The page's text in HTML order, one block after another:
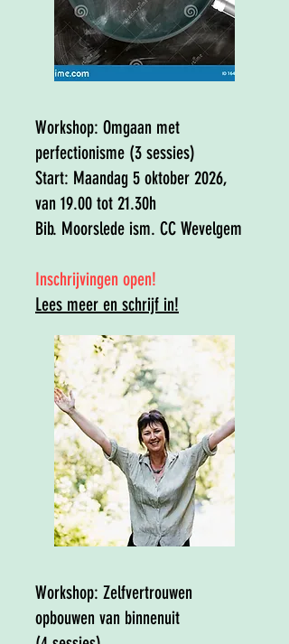
Workshop: Omgaan met
perfectionisme (3 sessies)
Start: Maandag 5 oktober 2026,
van 19.00 tot 21.30h
Bib. Moorslede ism. CC Wevelgem
​Inschrijvingen open!
Lees meer en schrijf in!​​
Workshop: Zelfvertrouwen
opbouwen van binnenuit